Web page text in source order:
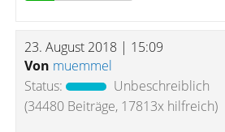
23. August 2018 | 15:09
Von muemmel
Status:
Unbeschreiblich
(34480 Beiträge, 17813x hilfreich)